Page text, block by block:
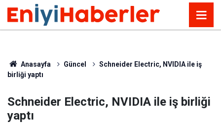
Anasayfa Güncel
Schneider Electric, NVIDIA ile iş
birliği yaptı
Schneider Electric, NVIDIA ile iş birliği
yaptı